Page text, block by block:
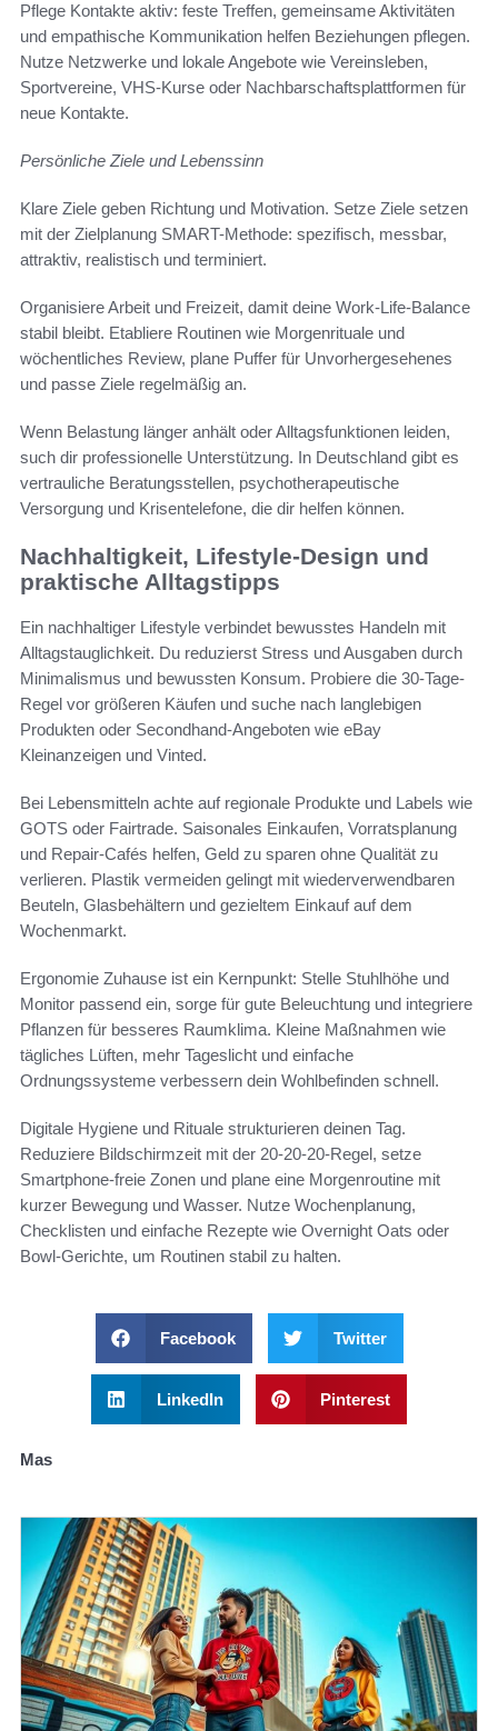
Pflege Kontakte aktiv: feste Treffen, gemeinsame Aktivitäten
und empathische Kommunikation helfen Beziehungen pflegen.
Nutze Netzwerke und lokale Angebote wie Vereinsleben,
Sportvereine, VHS-Kurse oder Nachbarschaftsplattformen für
neue Kontakte.
Persönliche Ziele und Lebenssinn
Klare Ziele geben Richtung und Motivation. Setze Ziele setzen
mit der Zielplanung SMART-Methode: spezifisch, messbar,
attraktiv, realistisch und terminiert.
Organisiere Arbeit und Freizeit, damit deine Work-Life-Balance
stabil bleibt. Etabliere Routinen wie Morgenrituale und
wöchentliches Review, plane Puffer für Unvorhergesehenes
und passe Ziele regelmäßig an.
Wenn Belastung länger anhält oder Alltagsfunktionen leiden,
such dir professionelle Unterstützung. In Deutschland gibt es
vertrauliche Beratungsstellen, psychotherapeutische
Versorgung und Krisentelefone, die dir helfen können.
Nachhaltigkeit, Lifestyle-Design und
praktische Alltagstipps
Ein nachhaltiger Lifestyle verbindet bewusstes Handeln mit
Alltagstauglichkeit. Du reduzierst Stress und Ausgaben durch
Minimalismus und bewussten Konsum. Probiere die 30-Tage-
Regel vor größeren Käufen und suche nach langlebigen
Produkten oder Secondhand-Angeboten wie eBay
Kleinanzeigen und Vinted.
Bei Lebensmitteln achte auf regionale Produkte und Labels wie
GOTS oder Fairtrade. Saisonales Einkaufen, Vorratsplanung
und Repair-Cafés helfen, Geld zu sparen ohne Qualität zu
verlieren. Plastik vermeiden gelingt mit wiederverwendbaren
Beuteln, Glasbehältern und gezieltem Einkauf auf dem
Wochenmarkt.
Ergonomie Zuhause ist ein Kernpunkt: Stelle Stuhlhöhe und
Monitor passend ein, sorge für gute Beleuchtung und integriere
Pflanzen für besseres Raumklima. Kleine Maßnahmen wie
tägliches Lüften, mehr Tageslicht und einfache
Ordnungssysteme verbessern dein Wohlbefinden schnell.
Digitale Hygiene und Rituale strukturieren deinen Tag.
Reduziere Bildschirmzeit mit der 20-20-20-Regel, setze
Smartphone-freie Zonen und plane eine Morgenroutine mit
kurzer Bewegung und Wasser. Nutze Wochenplanung,
Checklisten und einfache Rezepte wie Overnight Oats oder
Bowl-Gerichte, um Routinen stabil zu halten.
Facebook Twitter
LinkedIn Pinterest
Mas